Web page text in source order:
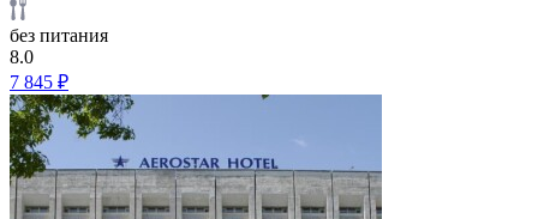
без питания
8.0
7 845 ₽